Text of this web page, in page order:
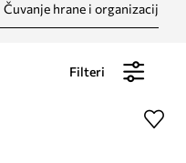
čuvanje hrane i organizacija
Filteri